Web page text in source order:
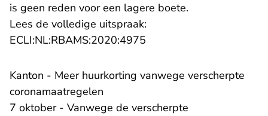
is geen reden voor een lagere boete.
Lees de volledige uitspraak:
ECLI:NL:RBAMS:2020:4975
Kanton - Meer huurkorting vanwege verscherpte
coronamaatregelen
7 oktober - Vanwege de verscherpte